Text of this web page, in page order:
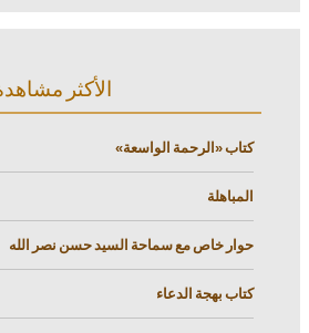
الأكثر مشاهدة
كتاب «الرحمة الواسعة»
المباهلة
حوار خاص مع سماحة السيد حسن نصر الله
كتاب بهجة الدعاء